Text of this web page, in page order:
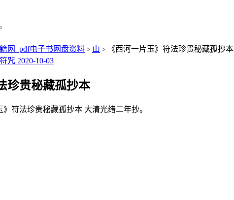
网_pdf电子书网盘资料 > 山 > 《西河一片玉》符法珍贵秘藏孤抄本
咒 2020-10-03
珍贵秘藏孤抄本
符法珍贵秘藏孤抄本 大清光绪二年抄。